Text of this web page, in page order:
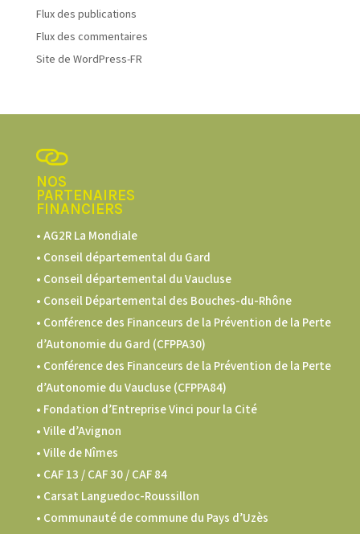
Flux des publications
Flux des commentaires
Site de WordPress-FR
NOS
PARTENAIRES
FINANCIERS
• AG2R La Mondiale
• Conseil départemental du Gard
• Conseil départemental du Vaucluse
• Conseil Départemental des Bouches-du-Rhône
• Conférence des Financeurs de la Prévention de la Perte
d’Autonomie du Gard (CFPPA30)
• Conférence des Financeurs de la Prévention de la Perte
d’Autonomie du Vaucluse (CFPPA84)
• Fondation d’Entreprise Vinci pour la Cité
• Ville d’Avignon
• Ville de Nîmes
• CAF 13 / CAF 30 / CAF 84
• Carsat Languedoc-Roussillon
• Communauté de commune du Pays d’Uzès